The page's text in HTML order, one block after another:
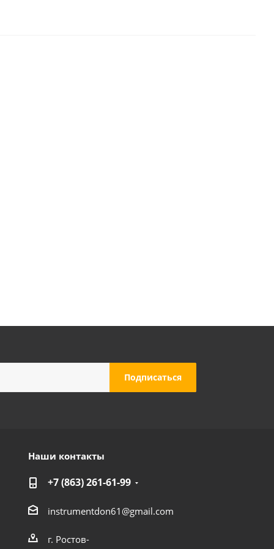
Наши контакты
+7 (863) 261-61-99
instrumentdon61@gmail.com
г. Ростов-